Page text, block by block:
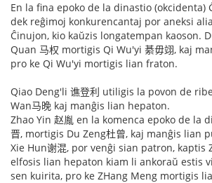
En la fina epoko de la dinastio (okcidenta)
dek reĝimoj konkurencantaj por aneksi
Ĉinujon, kio kaŭzis longatempan kaoson.
Quan 马权 mortigis Qi Wu'yi 綦毋翊, kaj
pro ke Qi Wu'yi mortigis lian fraton.
Qiao Deng'li 谯登利 utiligis la povon de
Wan马晚 kaj manĝis lian hepaton.
Zhao Yin 赵胤 en la komenca epoko de la
晋, mortigis Du Zeng杜曾, kaj manĝis lian
Xie Hun谢混, por venĝi sian patron, kaptis
elfosis lian hepaton kiam li ankoraŭ estis
sen kuirita, pro ke ZHang Meng mortigis